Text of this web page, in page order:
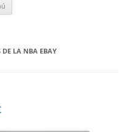
DE LA NBA EBAY